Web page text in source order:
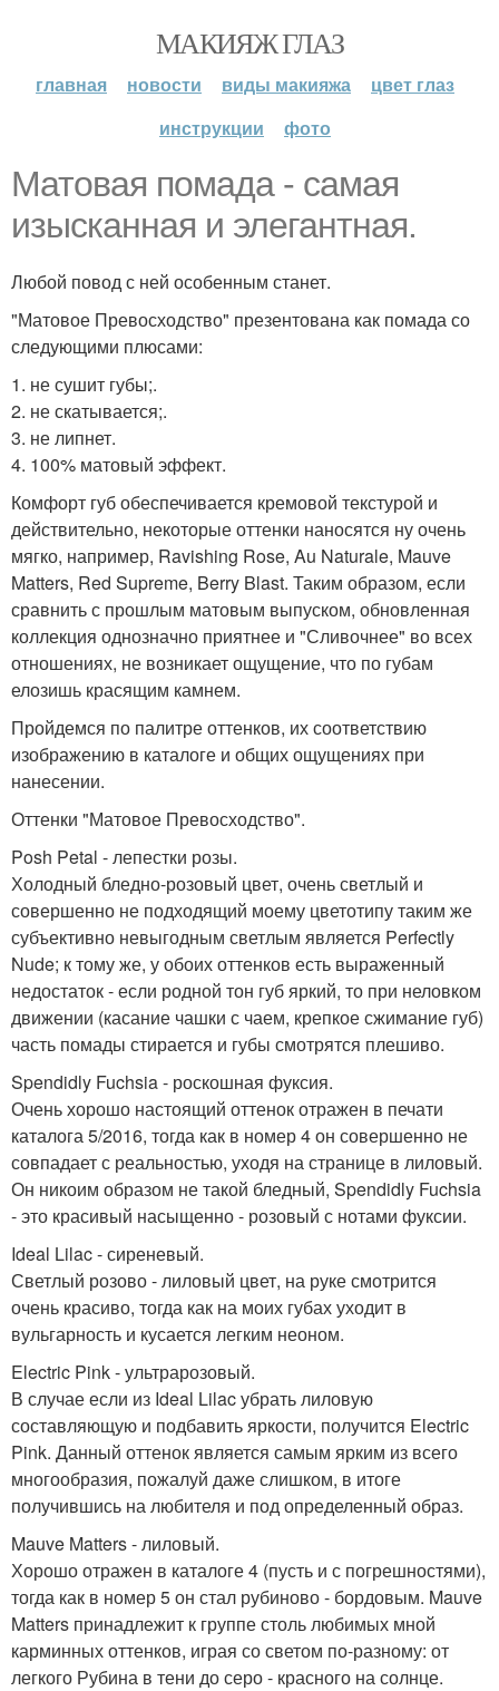
МАКИЯЖ ГЛАЗ
главная новости виды макияжа
цвет глаз
инструкции
фото
Матовая помада - самая
изысканная и элегантная.
Любой повод с ней особенным станет.
"Матовое Превосходство" презентована как помада со
следующими плюсами:
1. не сушит губы;.
2. не скатывается;.
3. не липнет.
4. 100% матовый эффект.
Комфорт губ обеспечивается кремовой текстурой и
действительно, некоторые оттенки наносятся ну очень
мягко, например, Ravishing Rose, Au Naturale, Mauve
Matters, Red Supreme, Berry Blast. Таким образом, если
сравнить с прошлым матовым выпуском, обновленная
коллекция однозначно приятнее и "Сливочнее" во всех
отношениях, не возникает ощущение, что по губам
елозишь красящим камнем.
Пройдемся по палитре оттенков, их соответствию
изображению в каталоге и общих ощущениях при
нанесении.
Оттенки "Матовое Превосходство".
Posh Petal - лепестки розы.
Холодный бледно-розовый цвет, очень светлый и
совершенно не подходящий моему цветотипу таким же
субъективно невыгодным светлым является Perfectly
Nude; к тому же, у обоих оттенков есть выраженный
недостаток - если родной тон губ яркий, то при неловком
движении (касание чашки с чаем, крепкое сжимание губ)
часть помады стирается и губы смотрятся плешиво.
Spendidly Fuchsia - роскошная фуксия.
Очень хорошо настоящий оттенок отражен в печати
каталога 5/2016, тогда как в номер 4 он совершенно не
совпадает с реальностью, уходя на странице в лиловый.
Он никоим образом не такой бледный, Spendidly Fuchsia
- это красивый насыщенно - розовый с нотами фуксии.
Ideal Lilac - сиреневый.
Светлый розово - лиловый цвет, на руке смотрится
очень красиво, тогда как на моих губах уходит в
вульгарность и кусается легким неоном.
Electric Pink - ультрарозовый.
В случае если из Ideal Lilac убрать лиловую
составляющую и подбавить яркости, получится Electric
Pink. Данный оттенок является самым ярким из всего
многообразия, пожалуй даже слишком, в итоге
получившись на любителя и под определенный образ.
Mauve Matters - лиловый.
Хорошо отражен в каталоге 4 (пусть и с погрешностями),
тогда как в номер 5 он стал рубиново - бордовым. Mauve
Matters принадлежит к группе столь любимых мной
карминных оттенков, играя со светом по-разному: от
легкого Рубина в тени до серо - красного на солнце.